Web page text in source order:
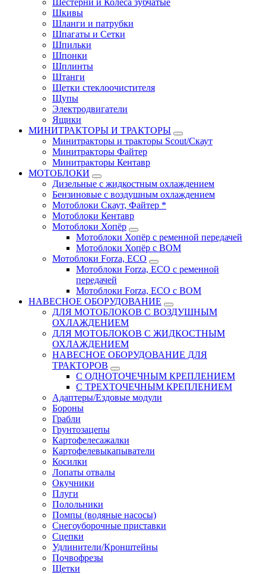
Шестерни и Колеса зубчатые
Шкивы
Шланги и патрубки
Шпагаты и Сетки
Шпильки
Шпонки
Шплинты
Штанги
Щетки стеклоочистителя
Щупы
Электродвигатели
Ящики
МИНИТРАКТОРЫ И ТРАКТОРЫ
Минитракторы и тракторы Scout/Скаут
Минитракторы Файтер
Минитракторы Кентавр
МОТОБЛОКИ
Дизельные с жидкостным охлаждением
Бензиновые с воздушным охлаждением
Мотоблоки Скаут, Файтер *
Мотоблоки Кентавр
Мотоблоки Хопёр
Мотоблоки Хопёр с ременной передачей
Мотоблоки Хопёр с ВОМ
Мотоблоки Forza, ECO
Мотоблоки Forza, ЕСО с ременной
передачей
Мотоблоки Forza, ЕСО с ВОМ
НАВЕСНОЕ ОБОРУДОВАНИЕ
ДЛЯ МОТОБЛОКОВ С ВОЗДУШНЫМ
ОХЛАЖДЕНИЕМ
ДЛЯ МОТОБЛОКОВ С ЖИДКОСТНЫМ
ОХЛАЖДЕНИЕМ
НАВЕСНОЕ ОБОРУДОВАНИЕ ДЛЯ
ТРАКТОРОВ
С ОДНОТОЧЕЧНЫМ КРЕПЛЕНИЕМ
С ТРЕХТОЧЕЧНЫМ КРЕПЛЕНИЕМ
Адаптеры/Ездовые модули
Бороны
Грабли
Грунтозацепы
Картофелесажалки
Картофелевыкапыватели
Косилки
Лопаты отвалы
Окучники
Плуги
Полольники
Помпы (водяные насосы)
Снегоуборочные приставки
Сцепки
Удлинители/Кронштейны
Почвофрезы
Щетки